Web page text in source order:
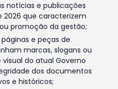
notícias e publicações
2026 que caracterizem
promoção da gestão;
e peças de
marcas, slogans ou
do atual Governo
dos documentos
e históricos;